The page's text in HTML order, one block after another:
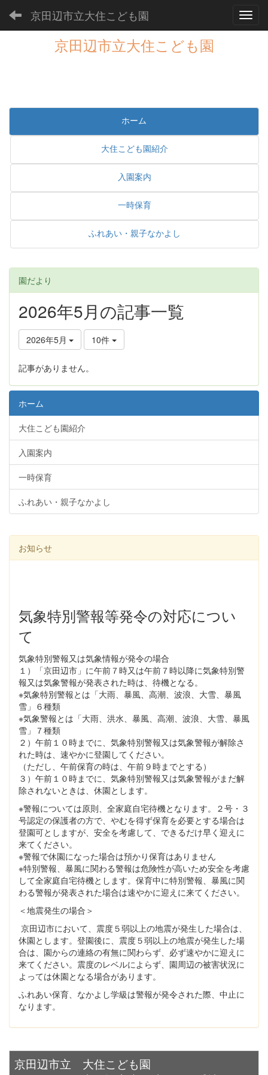
京田辺市立大住こども園
京田辺市立大住こども園
ホーム
大住こども園紹介
入園案内
一時保育
ふれあい・親子なかよし
園だより
2026年5月の記事一覧
2026年5月 10件
記事がありません。
ホーム
大住こども園紹介
入園案内
一時保育
ふれあい・親子なかよし
お知らせ
気象特別警報等発令の対応につい
て
気象特別警報又は気象情報が発令の場合
１）「京田辺市」に午前７時又は午前７時以降に気象特別警
報又は気象警報が発表された時は、待機となる。
※気象特別警報とは「大雨、暴風、高潮、波浪、大雪、暴風
雪」６種類
※気象警報とは「大雨、洪水、暴風、高潮、波浪、大雪、暴風
雪」７種類
２）午前１０時までに、気象特別警報又は気象警報が解除さ
れた時は、速やかに登園してください。
（ただし、午前保育の時は、午前９時までとする）
３）午前１０時までに、気象特別警報又は気象警報がまだ解
除されないときは、休園とします。
※警報については原則、全家庭自宅待機となります。２号・３
号認定の保護者の方で、やむを得ず保育を必要とする場合は
登園可としますが、安全を考慮して、できるだけ早く迎えに
来てください。
※警報で休園になった場合は預かり保育はありません
※特別警報、暴風に関わる警報は危険性が高いため安全を考慮
して全家庭自宅待機とします。保育中に特別警報、暴風に関
わる警報が発表された場合は速やかに迎えに来てください。
＜地震発生の場合＞
京田辺市において、震度５弱以上の地震が発生した場合は、
休園とします。登園後に、震度５弱以上の地震が発生した場
合は、園からの連絡の有無に関わらず、必ず速やかに迎えに
来てください。震度のレベルによらず、園周辺の被害状況に
よっては休園となる場合があります。
ふれあい保育、なかよし学級は警報が発令された際、中止に
なります。
京田辺市立 大住こども園